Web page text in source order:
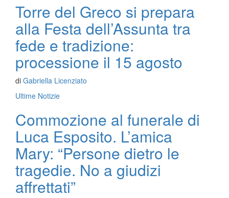
Torre del Greco si prepara
alla Festa dell’Assunta tra
fede e tradizione:
processione il 15 agosto
di Gabriella Licenziato
Ultime Notizie
Commozione al funerale di
Luca Esposito. L’amica
Mary: “Persone dietro le
tragedie. No a giudizi
affrettati”